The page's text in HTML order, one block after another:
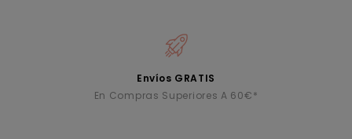
Envíos GRATIS
En Compras Superiores A 60€*